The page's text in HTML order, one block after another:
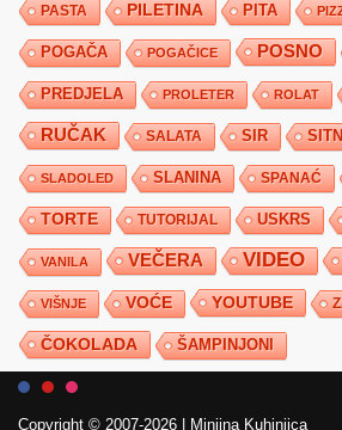
PASTA PILETINA PITA
POGAČA POGAČICE POSNO
PREDJELA PROLETER ROLAT
RUČAK SALATA SIR
SLADOLED SLANINA SPANAĆ
TORTE TUTORIJAL USKRS
VANILA VEČERA VIDEO
VIŠNJE VOĆE YOUTUBE
ČOKOLADA ŠAMPINJONI
Copyright © 2007-2026 Minjina Kuhinjica